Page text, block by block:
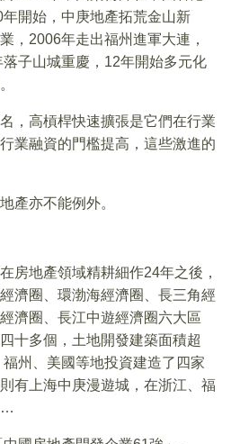
開始，中庚地產拓荒金山新
，2006年走出福州進軍大連，
子山城重慶，12年開始多元化
，高槓桿快速擴張是它們在行業
業融資的門檻提高，這些激進的
產亦不能例外。
房地產領域精耕細作24年之後，
濟圈、環渤海經濟圈、長三角經
濟圈、長江中遊經濟圈六大區
十多個，土地開發建築面積超
州、美國等地投資建造了四家
有上海中庚漫遊城，在浙江、福